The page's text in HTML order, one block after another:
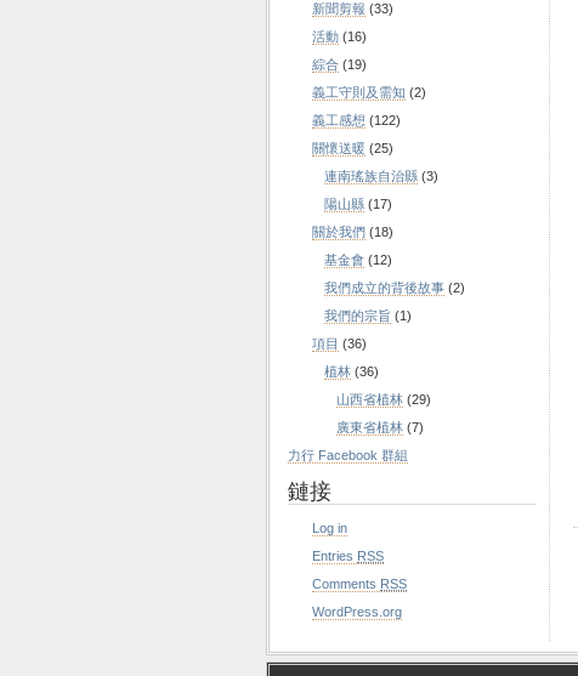
新聞剪報 (33)
活動 (16)
綜合 (19)
義工守則及需知 (2)
義工感想 (122)
關懷送暖 (25)
連南瑤族自治縣 (3)
陽山縣 (17)
關於我們 (18)
基金會 (12)
我們成立的背後故事 (2)
我們的宗旨 (1)
項目 (36)
植林 (36)
山西省植林 (29)
廣東省植林 (7)
力行 Facebook 群組
鏈接
Log in
Entries RSS
Comments RSS
WordPress.org